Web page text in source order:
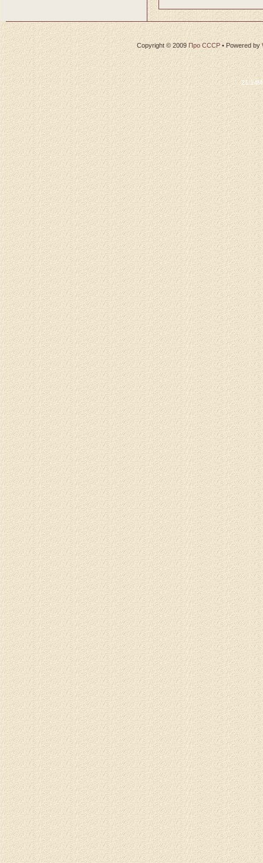
Copyright © 2009 Про СССР•Powered by